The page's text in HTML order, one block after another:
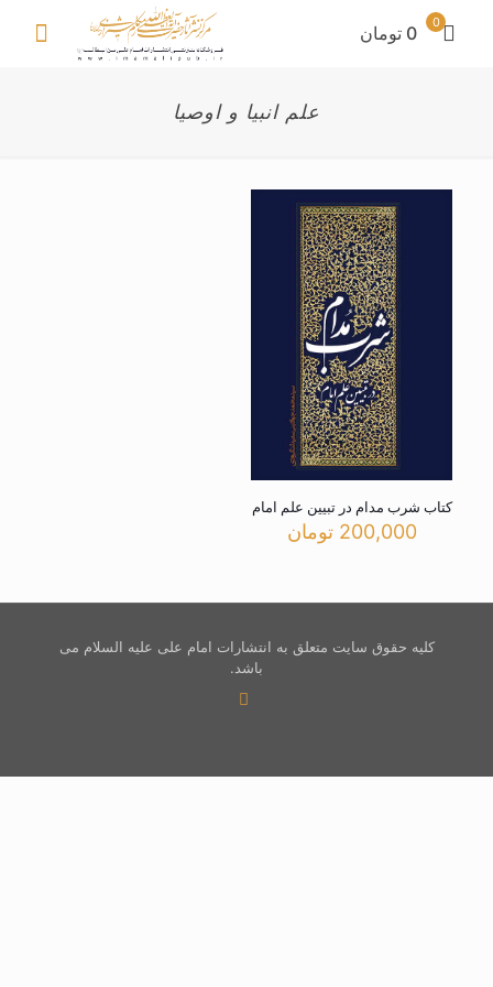
0 0 تومان
علم انبیا و اوصیا
کتاب شرب مدام در تبیین علم امام
200,000 تومان
کلیه حقوق سایت متعلق به انتشارات امام علی علیه السلام می
باشد.